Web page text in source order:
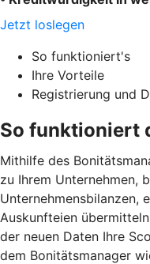
Jetzt loslegen
So funktioniert's
Ihre Vorteile
Registrierung und
So funktioniert
Mithilfe des
zu Ihrem Unternehmen,
Unternehmensbilanzen,
Auskunfteien
der neuen Daten Ihre
dem Bonitätsmanager